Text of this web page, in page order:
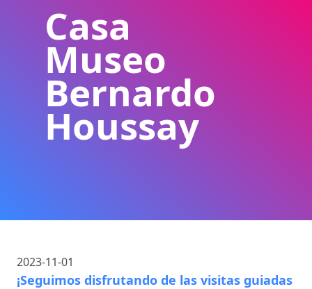
Casa
Museo
Bernardo
Houssay
2023-11-01
¡Seguimos disfrutando de las visitas guiadas